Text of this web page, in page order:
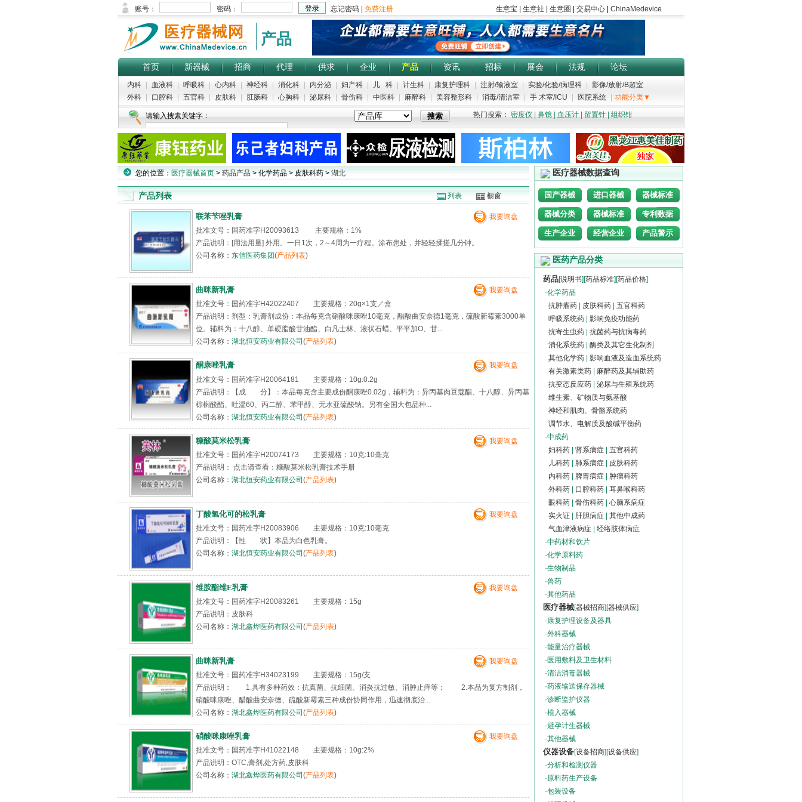
产品
首页 新器械 招商 代理 供求 企业 产品 资讯 招标 展会 法规 论坛
内科 血液科 呼吸科 心内科 神经科 消化科 内分泌 妇产科 儿 科 计生科 康复护理科 注射/输液室 实验/化验/病理科
影像/放射/B超室
外科
口腔科 五官科 皮肤科 肛肠科 心胸科 泌尿科 骨伤科 中医科 麻醉科 美容整形科 消毒/清洁室 手 术室/ICU 医院系统 功能分类▼
请输入搜素关键字： 热门搜索： 密度仪 鼻镜| 血压计| 留置针| 组织钳
您的位置： 医疗器械首页 > 药品产品 > 化学药品 > 皮肤科药 > 湖北
产品列表 列表 橱窗
联苯苄唑乳膏
我要询盘
批准文号：国药准字H20093613 主要规格：1%
产品说明：[用法用量] 外用。一日1次，2～4周为一疗程。涂布患处，并轻轻揉搓几分钟。
公司名称： 东信医药集团(产品列表)
曲咪新乳膏
我要询盘
批准文号：国药准字H42022407 主要规格：20g×1支／盒
产品说明：剂型：乳膏剂成份：本品每克含硝酸咪康唑10毫克，醋酸曲安奈德1毫克，硫酸新霉素3000单
位。辅料为：十八醇、单硬脂酸甘油酯、白凡士林、液状石蜡、平平加O、甘...
公司名称： 湖北恒安药业有限公司 (产品列表)
酮康唑乳膏
我要询盘
批准文号：国药准字H20064181 主要规格：10g:0.2g
产品说明：【成 分】：本品每克含主要成份酮康唑0.02g，辅料为：异丙基肉豆蔻酯、十八醇、异丙基
棕榈酸酯、吐温60、丙二醇、苯甲醇、无水亚硫酸钠。另有全国大包品种...
公司名称： 湖北恒安药业有限公司(产品列表)
糠酸莫米松乳膏
我要询盘
批准文号：国药准字H20074173 主要规格：10克:10毫克
产品说明： 点击请查看：糠酸莫米松乳膏技术手册
公司名称： 湖北恒安药业有限公司(产品列表)
丁酸氢化可的松乳膏
我要询盘
批准文号：国药准字H20083906 主要规格：10克:10毫克
产品说明：【性 状】本品为白色乳膏。
公司名称： 湖北恒安药业有限公司(产品列表)
维胺酯维E乳膏
我要询盘
批准文号：国药准字H20083261 主要规格：15g
产品说明：皮肤科
公司名称： 湖北鑫烨医药有限公司(产品列表)
曲咪新乳膏
我要询盘
批准文号：国药准字H34023199 主要规格：15g/支
产品说明： 1.具有多种药效：抗真菌、抗细菌、消炎抗过敏、消肿止痒等； 2.本品为复方制剂，
硝酸咪康唑、醋酸曲安奈德、硫酸新霉素三种成份协同作用，迅速彻底治...
公司名称： 湖北鑫烨医药有限公司(产品列表)
硝酸咪康唑乳膏
我要询盘
批准文号：国药准字H41022148 主要规格：10g:2%
产品说明：OTC,膏剂,处方药,皮肤科
公司名称： 湖北鑫烨医药有限公司 (产品列表)
医疗器械数据查询
国产器械 进口器械 器械标准
器械分类 器械标准 专利数据
生产企业 经营企业 产品警示
医药产品分类
药品[说明书][药品标准][药品价格]
·化学药品
抗肿瘤药 | 皮肤科药 | 五官科药
呼吸系统药 | 影响免疫功能药
抗寄生虫药 | 抗菌药与抗病毒药
消化系统药 | 酶类及其它生化制剂
其他化学药 | 影响血液及造血系统药
有关激素类药 | 麻醉药及其辅助药
抗变态反应药 | 泌尿与生殖系统药
维生素、矿物质与氨基酸
神经和肌肉、骨骼系统药
调节水、电解质及酸碱平衡药
·中成药
妇科药 | 肾系病症 | 五官科药
儿科药 | 肺系病症 | 皮肤科药
内科药 | 脾胃病症 | 肿瘤科药
外科药 | 口腔科药 | 耳鼻喉科药
眼科药 | 骨伤科药 | 心脑系病症
实火证 | 肝胆病症 | 其他中成药
气血津液病症 | 经络肢体病症
·中药材和饮片
·化学原料药
·生物制品
·兽药
·其他药品
医疗器械[器械招商][器械供应]
·康复护理设备及器具
·外科器械
·能量治疗器械
·医用敷料及卫生材料
·清洁消毒器械
·药液输送保存器械
·诊断监护仪器
·植入器械
·避孕计生器械
·其他器械
仪器设备[设备招商][设备供应]
·分析和检测仪器
·原料药生产设备
·包装设备